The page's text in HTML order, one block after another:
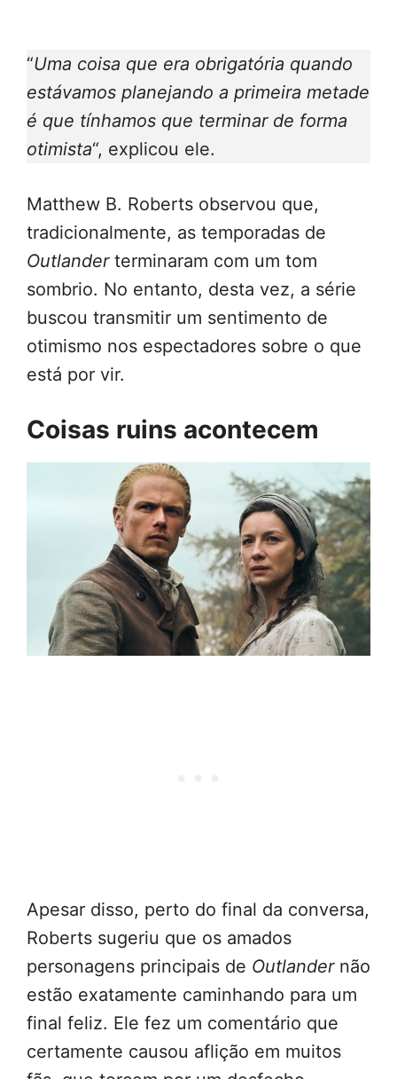
“Uma coisa que era obrigatória quando
estávamos planejando a primeira metade
é que tínhamos que terminar de forma
otimista“, explicou ele.
Matthew B. Roberts observou que,
tradicionalmente, as temporadas de
Outlanderterminaram com um tom
sombrio. No entanto, desta vez, a série
buscou transmitir um sentimento de
otimismo nos espectadores sobre o que
está por vir.
Coisas ruins acontecem
Apesar disso, perto do final da conversa,
Roberts sugeriu que os amados
personagens principais de Outlander não
estão exatamente caminhando para um
final feliz. Ele fez um comentário que
certamente causou aflição em muitos